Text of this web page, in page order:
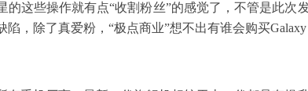
的这些操作就有点“收割粉丝”的感觉了，不管是此次
，除了真爱粉，“极点商业”想不出有谁会购买Galaxy